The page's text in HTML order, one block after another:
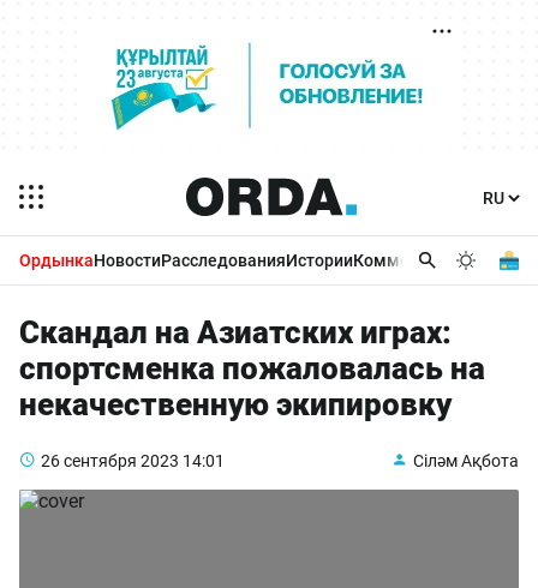
ОрдынкаНовостиРасследованияИсторииКомментарииБизнес
Скандал на Азиатских играх:
спортсменка пожаловалась на
некачественную экипировку
26 сентября 2023 14:01 Сіләм Ақбота